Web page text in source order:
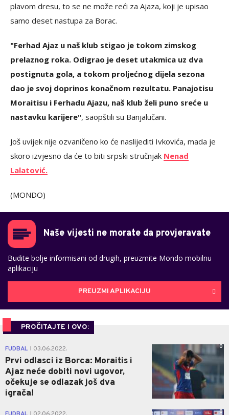
plavom dresu, to se ne može reći za Ajaza, koji je upisao
samo deset nastupa za Borac.
"Ferhad Ajaz u naš klub stigao je tokom zimskog
prelaznog roka. Odigrao je deset utakmica uz dva
postignuta gola, a tokom proljećnog dijela sezona
dao je svoj doprinos konačnom rezultatu. Panajotisu
Moraitisu i Ferhadu Ajazu, naš klub želi puno sreće u
nastavku karijere", saopštili su Banjalučani.
Još uvijek nije ozvaničeno ko će naslijediti Ivkovića, mada je
skoro izvjesno da će to biti srpski stručnjak Nenad
Lalatović.
(MONDO)
Naše vijesti ne morate da provjeravate
Budite bolje informisani od drugih, preuzmite Mondo mobilnu
aplikaciju
PREUZMI APLIKACIJU
PROČITAJTE I OVO:
FUDBAL 03.06.2022.
Prvi odlasci iz Borca: Moraitis i
Ajaz neće dobiti novi ugovor,
očekuje se odlazak još dva
igrača!
0
0